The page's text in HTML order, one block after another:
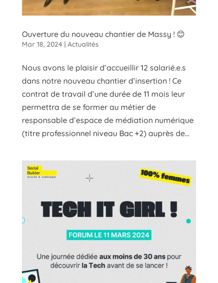
Ouverture du nouveau chantier de Massy ! 😊
Mar 18, 2024| Actualités
Nous avons le plaisir d’accueillir 12 salarié.e.s
dans notre nouveau chantier d’insertion ! Ce
contrat de travail d’une durée de 11 mois leur
permettra de se former au métier de
responsable d’espace de médiation numérique
(titre professionnel niveau Bac +2) auprès de...